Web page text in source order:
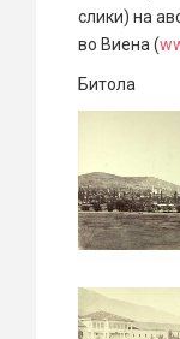
слики) на
во Виена (
Битола